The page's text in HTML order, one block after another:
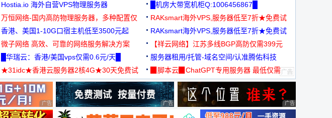
Hostia.io 海外自营VPS物理服务器
█机房大带宽机柜Q:1006456867█
万恒网络-国内高防物理服务器，多种配置仅
99元/月起
RAKsmart海外VPS,服务器低至7折★免费试
用★
香港、美国1-10G口宿主机低至3500元起
RAKsmart海外VPS,服务器低至7折★免费试
用★
微子网络 高效、可靠的网络服务解决方案
【祥云网络】江苏多线BGP高防仅需399元
█华瑞云：香港/美国vps仅需0.6元/天█
服务器租用/托管-域名空间/认准腾佑科技
★31idc★香港云服务器2核4G★30天免费试
用◆
▉脚本云▉ChatGPT专用服务器 最低仅需
19元/月
广告 商业广告，理性选择 广告 商业广告，理性选择 广告 商业广告，理